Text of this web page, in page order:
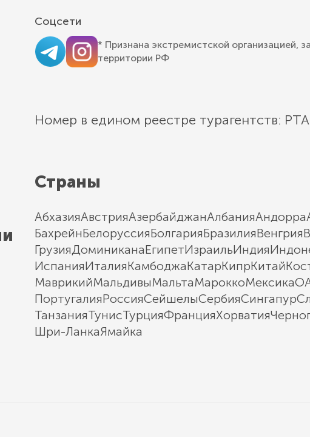
Соцсети
* Признана экстремистской организацией,
территории РФ
Номер в едином реестре турагентств:
Страны
АбхазияАвстрияАзербайджанАлбанияАндорра
БахрейнБелоруссияБолгарияБразилияВенгрия
ГрузияДоминиканаЕгипетИзраильИндия
ИспанияИталияКамбоджаКатарКипрКитай
МаврикийМальдивыМальтаМароккоМексика
ПортугалияРоссияСейшелыСербияСингапур
ТанзанияТунисТурцияФранцияХорватия
Шри-ЛанкаЯмайка